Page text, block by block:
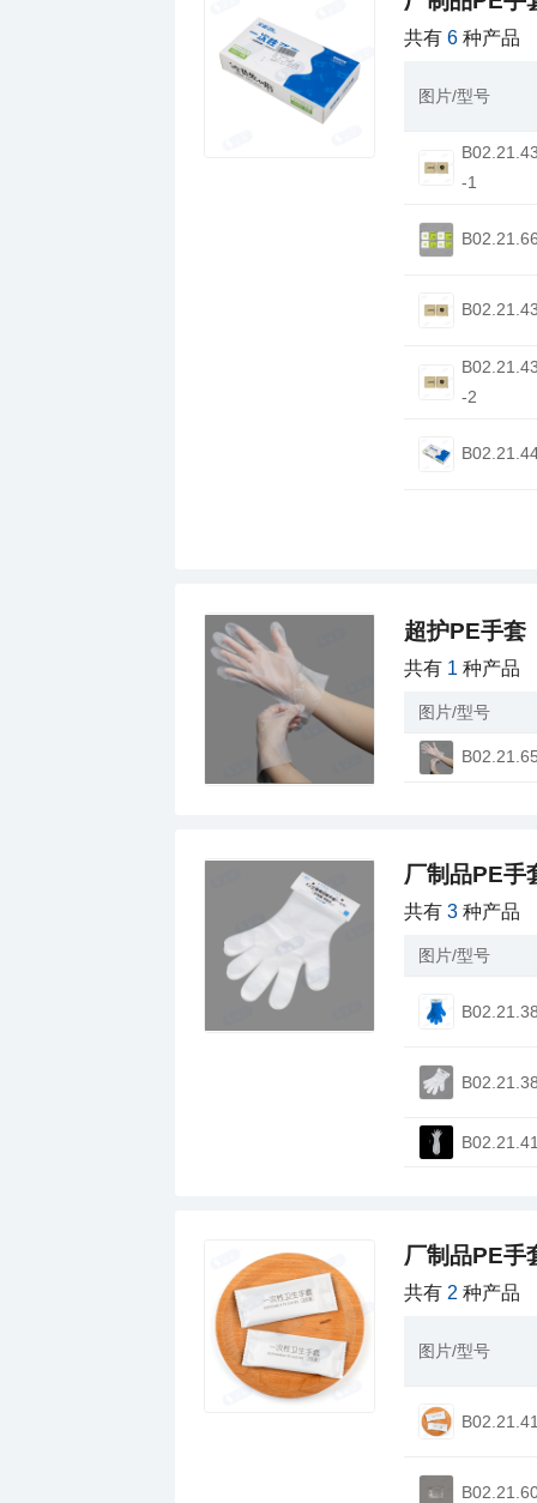
共有6 种产品
图片/型号
-1
-2
超护PE手套
共有 1 种产品
图片/型号
厂制品PE手
共有3 种产品
图片/型号
厂制品PE手
共有 2 种产品
图片/型号